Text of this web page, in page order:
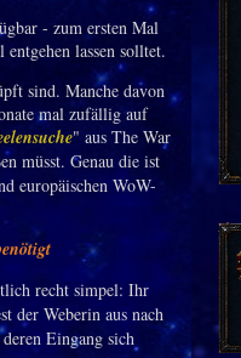
- zum ersten Mal
lassen solltet.
sind. Manche davon
mal zufällig auf
" aus The War
müsst. Genau die ist
europäischen WoW-
recht simpel: Ihr
der Weberin aus nach
Eingang sich